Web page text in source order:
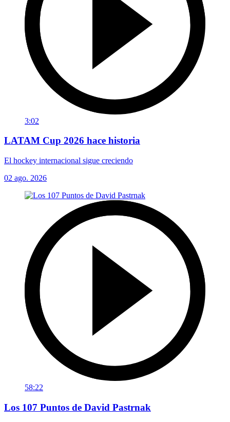
3:02
LATAM Cup 2026 hace historia
El hockey internacional sigue creciendo
02 ago. 2026
58:22
Los 107 Puntos de David Pastrnak